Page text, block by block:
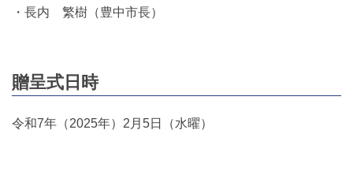
・長内 繁樹（豊中市長）
贈呈式日時
令和7年（2025年）2月5日（水曜）